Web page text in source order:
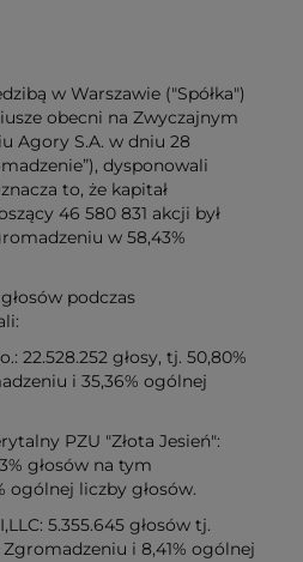
w Warszawie ("Spółka")
obecni na Zwyczajnym
Agory S.A. w dniu 28
dysponowali
to, że kapitał
46 580 831 akcji był
w 58,43%
podczas
22.528.252 głosy, tj. 50,80%
i 35,36% ogólnej
PZU "Złota Jesień":
głosów na tym
ogólnej liczby głosów.
5.355.645 głosów tj.
Zgromadzeniu i 8,41% ogólnej